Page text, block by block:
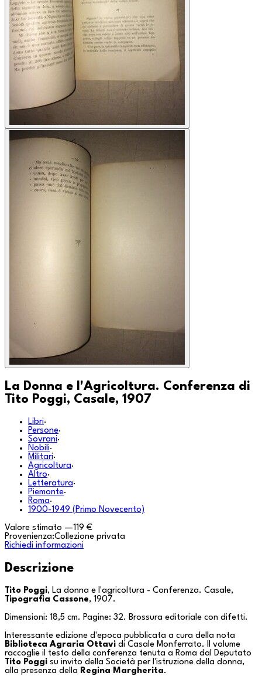
La Donna e l'Agricoltura. Conferenza di
Tito Poggi, Casale, 1907
Libri·
Persone·
Sovrani·
Nobili·
Militari·
Agricoltura·
Altro·
Letteratura·
Piemonte·
Roma·
1900-1949 (Primo Novecento)
Valore stimato —119 €
Provenienza:Collezione privata
Richiedi informazioni
Descrizione
Tito Poggi, La donna e l'agricoltura - Conferenza. Casale,
Tipografia Cassone, 1907.
Dimensioni: 18,5 cm. Pagine: 32. Brossura editoriale con difetti.
Interessante edizione d'epoca pubblicata a cura della nota
Biblioteca Agraria Ottavi di Casale Monferrato. Il volume
raccoglie il testo della conferenza tenuta a Roma dal Deputato
Tito Poggi su invito della Società per l'istruzione della donna,
alla presenza della Regina Margherita.